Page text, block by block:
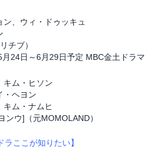
、ウィ・ドゥッキュ
チブ）
24日～6月29日予定 MBC金土ドラマ
キム・ヒソン
・ヘヨン
ム・ナムヒ
ンウ]（元MOMOLAND）
ラここが知りたい】